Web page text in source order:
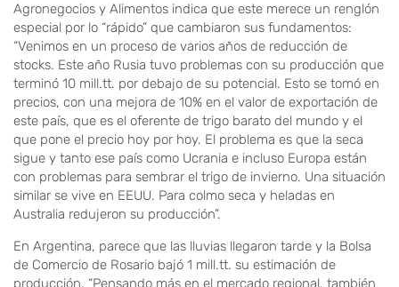
Agronegocios y Alimentos indica que este merece un renglón
especial por lo “rápido” que cambiaron sus fundamentos:
“Venimos en un proceso de varios años de reducción de
stocks. Este año Rusia tuvo problemas con su producción que
terminó 10 mill.tt. por debajo de su potencial. Esto se tomó en
precios, con una mejora de 10% en el valor de exportación de
este país, que es el oferente de trigo barato del mundo y el
que pone el precio hoy por hoy. El problema es que la seca
sigue y tanto ese país como Ucrania e incluso Europa están
con problemas para sembrar el trigo de invierno. Una situación
similar se vive en EEUU. Para colmo seca y heladas en
Australia redujeron su producción”.
En Argentina, parece que las lluvias llegaron tarde y la Bolsa
de Comercio de Rosario bajó 1 mill.tt. su estimación de
producción. “Pensando más en el mercado regional, también